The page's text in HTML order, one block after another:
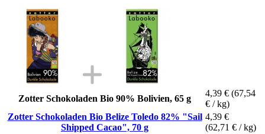
Zotter Schokoladen Bio 90% Bolivien, 65 g
4,39 € (67,54
€ / kg)
Zotter Schokoladen Bio Belize Toledo 82% "Sail
Shipped Cacao", 70 g
4,39 €
(62,71 € / kg)